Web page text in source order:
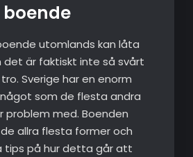
utomlands kan låta
det är faktiskt inte så svårt
Sverige har en enorm
som de flesta andra
problem med. Boenden
allra flesta former och
tips på hur detta går att